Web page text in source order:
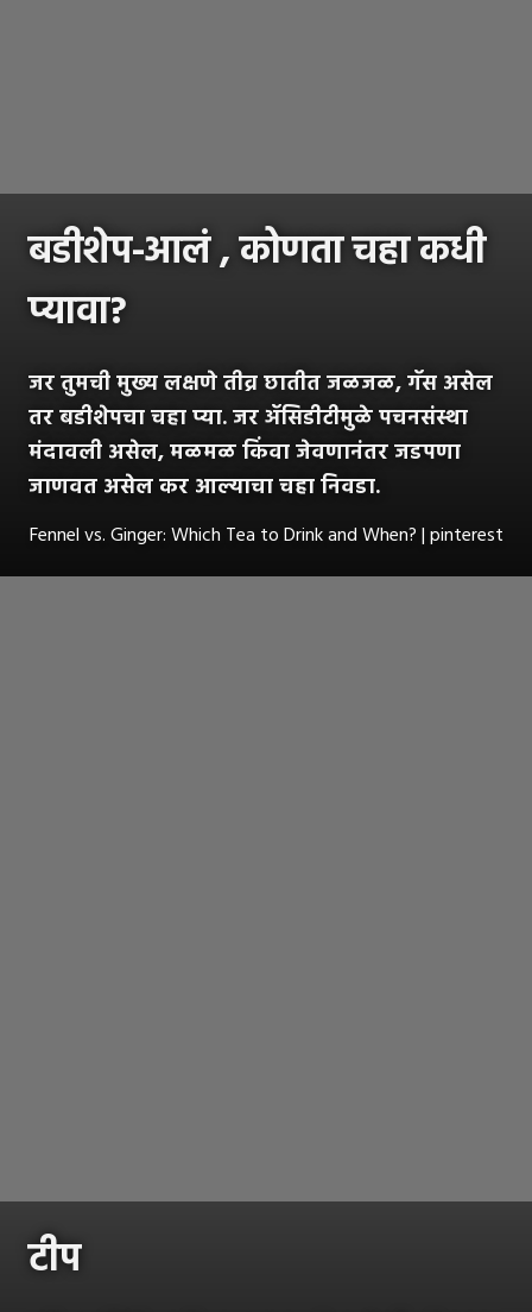
बडीशेप-आलं , कोणता चहा कधी
प्यावा?
जर तुमची मुख्य लक्षणे तीव्र छातीत जळजळ, गॅस असेल
तर बडीशेपचा चहा प्या. जर ॲसिडीटीमुळे पचनसंस्था
मंदावली असेल, मळमळ किंवा जेवणानंतर जडपणा
जाणवत असेल कर आल्याचा चहा निवडा.
Fennel vs. Ginger: Which Tea to Drink and When? | pinterest
टीप